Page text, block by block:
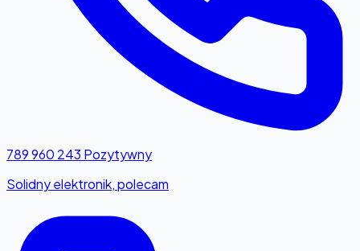
789 960 243 Pozytywny
Solidny elektronik, polecam